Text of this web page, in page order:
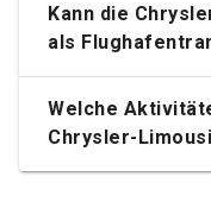
Kann die
als
Welche
Chrysler-